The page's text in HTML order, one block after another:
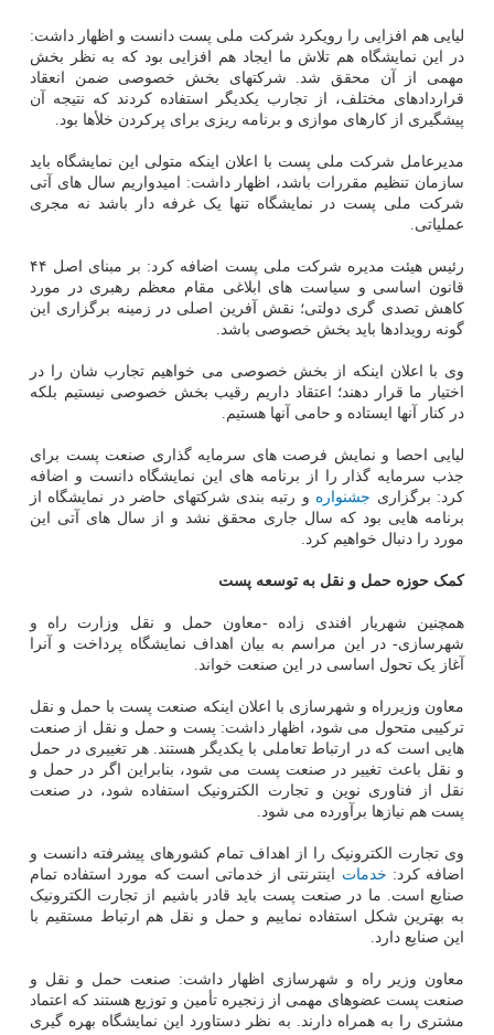
لیایی هم افزایی را رویکرد شرکت ملی پست دانست و اظهار داشت:
در این نمایشگاه هم تلاش ما ایجاد هم افزایی بود که به نظر بخش
مهمی از آن محقق شد. شرکتهای بخش خصوصی ضمن انعقاد
قراردادهای مختلف، از تجارب یکدیگر استفاده کردند که نتیجه آن
پیشگیری از کارهای موازی و برنامه ریزی برای پرکردن خلأها بود.
مدیرعامل شرکت ملی پست با اعلان اینکه متولی این نمایشگاه باید
سازمان تنظیم مقررات باشد، اظهار داشت: امیدواریم سال های آتی
شرکت ملی پست در نمایشگاه تنها یک غرفه دار باشد نه مجری
عملیاتی.
رئیس هیئت مدیره شرکت ملی پست اضافه کرد: بر مبنای اصل ۴۴
قانون اساسی و سیاست های ابلاغی مقام معظم رهبری در مورد
کاهش تصدی گری دولتی؛ نقش آفرین اصلی در زمینه برگزاری این
گونه رویدادها باید بخش خصوصی باشد.
وی با اعلان اینکه از بخش خصوصی می خواهیم تجارب شان را در
اختیار ما قرار دهند؛ اعتقاد داریم رقیب بخش خصوصی نیستیم بلکه
در کنار آنها ایستاده و حامی آنها هستیم.
لیایی احصا و نمایش فرصت های سرمایه گذاری صنعت پست برای
جذب سرمایه گذار را از برنامه های این نمایشگاه دانست و اضافه
کرد: برگزاری جشنواره و رتبه بندی شرکتهای حاضر در نمایشگاه از
برنامه هایی بود که سال جاری محقق نشد و از سال های آتی این
مورد را دنبال خواهیم کرد.
کمک حوزه حمل و نقل به توسعه پست
همچنین شهریار افندی زاده -معاون حمل و نقل وزارت راه و
شهرسازی- در این مراسم به بیان اهداف نمایشگاه پرداخت و آنرا
آغاز یک تحول اساسی در این صنعت خواند.
معاون وزیرراه و شهرسازی با اعلان اینکه صنعت پست با حمل و نقل
ترکیبی متحول می شود، اظهار داشت: پست و حمل و نقل از صنعت
هایی است که در ارتباط تعاملی با یکدیگر هستند. هر تغییری در حمل
و نقل باعث تغییر در صنعت پست می شود، بنابراین اگر در حمل و
نقل از فناوری نوین و تجارت الکترونیک استفاده شود، در صنعت
پست هم نیازها برآورده می شود.
وی تجارت الکترونیک را از اهداف تمام کشورهای پیشرفته دانست و
اضافه کرد: خدمات اینترنتی از خدماتی است که مورد استفاده تمام
صنایع است. ما در صنعت پست باید قادر باشیم از تجارت الکترونیک
به بهترین شکل استفاده نماییم و حمل و نقل هم ارتباط مستقیم با
این صنایع دارد.
معاون وزیر راه و شهرسازی اظهار داشت: صنعت حمل و نقل و
صنعت پست عضوهای مهمی از زنجیره تأمین و توزیع هستند که اعتماد
مشتری را به همراه دارند. به نظر دستاورد این نمایشگاه بهره گیری